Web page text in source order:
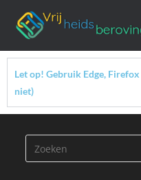
Let op! Gebruik Edge,
niet)